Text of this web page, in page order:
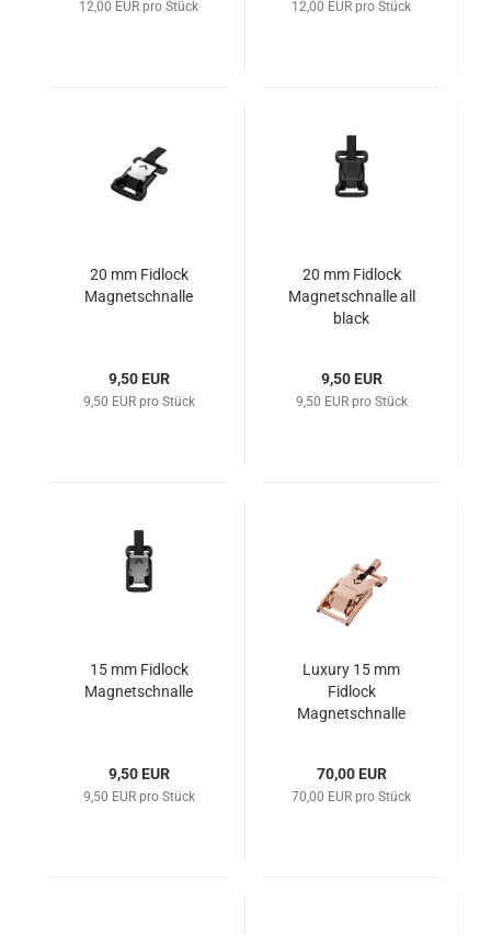
12,00 EUR pro Stück 12,00 EUR pro Stück
20 mm Fidlock
Magnetschnalle
9,50 EUR
9,50 EUR pro Stück
20 mm Fidlock
Magnetschnalle all
black
9,50 EUR
9,50 EUR pro Stück
15 mm Fidlock
Magnetschnalle
9,50 EUR
9,50 EUR pro Stück
Luxury 15 mm
Fidlock
Magnetschnalle
70,00 EUR
70,00 EUR pro Stück